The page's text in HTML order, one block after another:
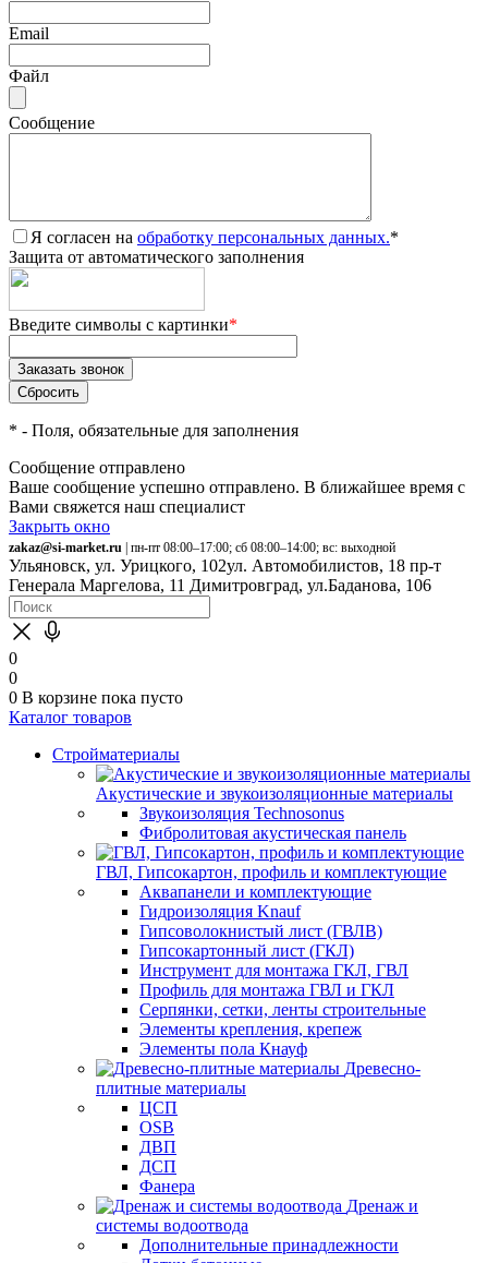
Email
Файл
Сообщение
Я согласен на обработку персональных данных.*
Защита от автоматического заполнения
Введите символы с картинки*
* - Поля, обязательные для заполнения
Сообщение отправлено
Ваше сообщение успешно отправлено. В ближайшее время с
Вами свяжется наш специалист
Закрыть окно
zakaz@si-market.ru | пн-пт 08:00–17:00; сб 08:00–14:00; вс: выходной
Ульяновск, ул. Урицкого, 102ул. Автомобилистов, 18 пр-т
Генерала Маргелова, 11 Димитровград, ул.Баданова, 106
0
0
0 В корзине пока пусто
Каталог товаров
Стройматериалы
Акустические и звукоизоляционные материалы
Звукоизоляция Technosonus
Фибролитовая акустическая панель
ГВЛ, Гипсокартон, профиль и комплектующие
Аквапанели и комплектующие
Гидроизоляция Knauf
Гипсоволокнистый лист (ГВЛВ)
Гипсокартонный лист (ГКЛ)
Инструмент для монтажа ГКЛ, ГВЛ
Профиль для монтажа ГВЛ и ГКЛ
Серпянки, сетки, ленты строительные
Элементы крепления, крепеж
Элементы пола Кнауф
Древесно-
плитные материалы
ЦСП
OSB
ДВП
ДСП
Фанера
Дренаж и
системы водоотвода
Дополнительные принадлежности